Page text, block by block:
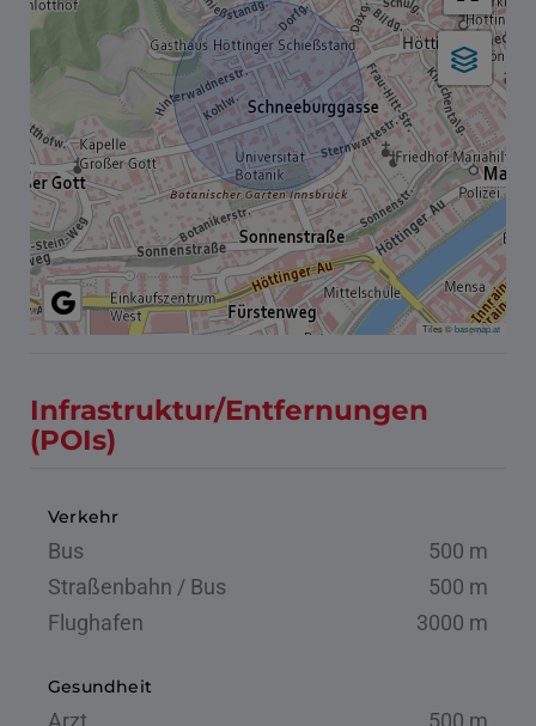
Tiles ©basemap.at
Infrastruktur/Entfernungen
(POIs)
Verkehr
Bus
500 m
Straßenbahn / Bus
500 m
Flughafen
3000 m
Gesundheit
Arzt 500 m